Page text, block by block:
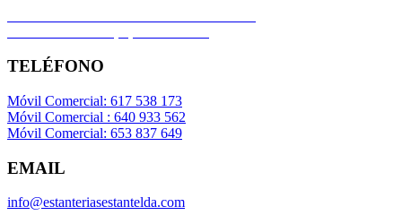
TELÉFONO
Móvil Comercial: 617 538 173
Móvil Comercial : 640 933 562
Móvil Comercial: 653 837 649
EMAIL
info@estanteriasestantelda.com